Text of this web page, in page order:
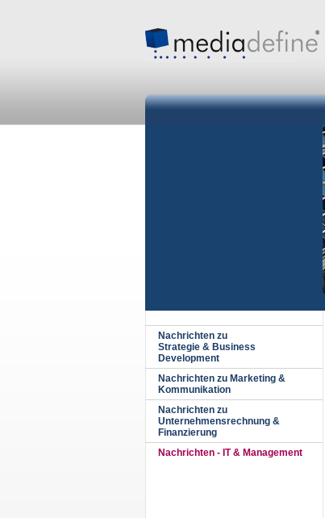
Nachrichten zu
Strategie & Business
Development
Nachrichten zu Marketing &
Kommunikation
Nachrichten zu
Unternehmensrechnung &
Finanzierung
Nachrichten - IT & Management